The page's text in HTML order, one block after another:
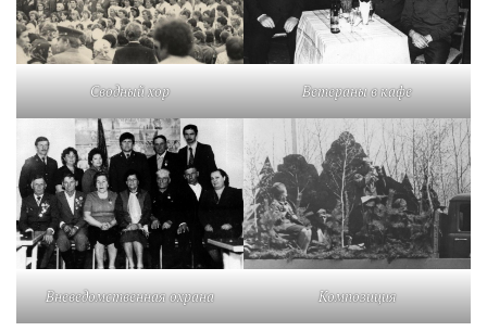
Сводный хор Ветераны в кафе
Вневедомственная охрана Композиция